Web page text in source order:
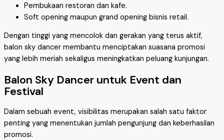
Pembukaan restoran dan kafe.
Soft opening maupun grand opening bisnis retail.
Dengan tinggi yang mencolok dan gerakan yang terus aktif,
balon sky dancer membantu menciptakan suasana promosi
yang lebih meriah sekaligus meningkatkan peluang kunjungan.
Balon Sky Dancer untuk Event dan
Festival
Dalam sebuah event, visibilitas merupakan salah satu faktor
penting yang menentukan jumlah pengunjung dan keberhasilan
promosi.